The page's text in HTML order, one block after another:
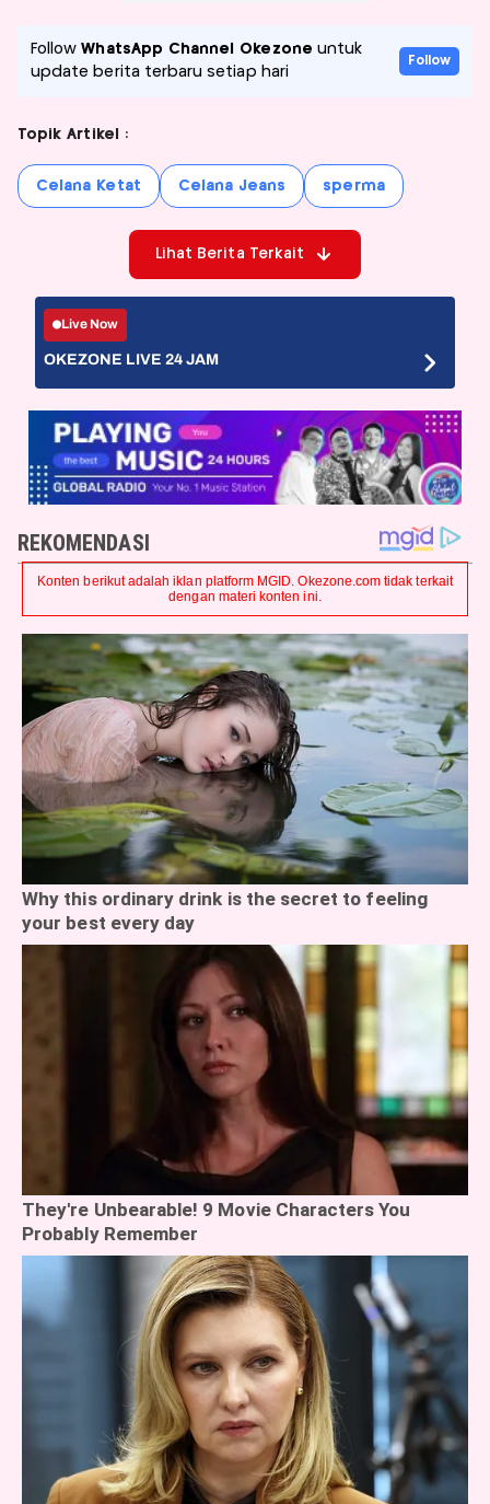
FollowWhatsApp Channel Okezone untuk
update berita terbaru setiap hari
Follow
Topik Artikel :
Celana Ketat Celana Jeans sperma
Lihat Berita Terkait
Live Now
OKEZONE LIVE 24 JAM